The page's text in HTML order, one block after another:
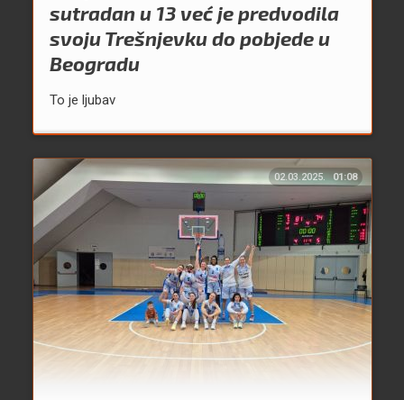
sutradan u 13 već je predvodila
svoju Trešnjevku do pobjede u
Beogradu
To je ljubav
02.03.2025. 01:08